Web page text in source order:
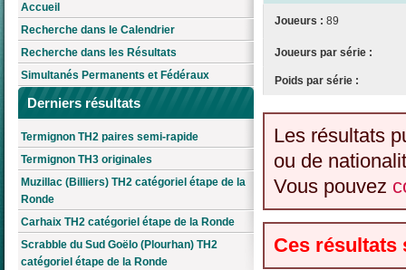
Accueil
Recherche dans le Calendrier
Recherche dans les Résultats
Simultanés Permanents et Fédéraux
Derniers résultats
Termignon TH2 paires semi-rapide
Termignon TH3 originales
Muzillac (Billiers) TH2 catégoriel étape de la
Ronde
Carhaix TH2 catégoriel étape de la Ronde
Scrabble du Sud Goëlo (Plourhan) TH2
catégoriel étape de la Ronde
Joueurs : 89
Joueurs par série :
Poids par série :
Les résultats
ou de
Vous pouvez
Ces résultats